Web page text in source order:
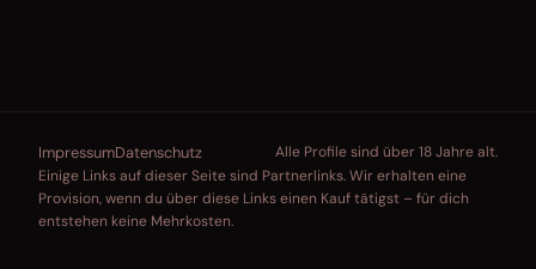
ImpressumDatenschutz
Alle Profile sind über 18 Jahre alt.
Einige Links auf dieser Seite sind Partnerlinks. Wir erhalten eine
Provision, wenn du über diese Links einen Kauf tätigst – für dich
entstehen keine Mehrkosten.